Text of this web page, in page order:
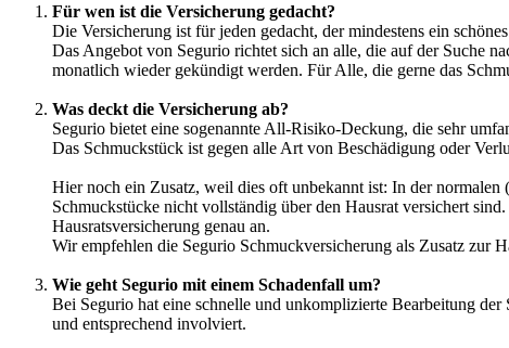
Für wen ist die Versicherung gedacht?
Die Versicherung ist für jeden gedacht, der mindestens ein
Das Angebot von Segurio richtet sich an alle, die auf der Suche
monatlich wieder gekündigt werden. Für Alle, die gerne das
Was deckt die Versicherung ab?
Segurio bietet eine sogenannte All-Risiko-Deckung, die sehr
Das Schmuckstück ist gegen alle Art von Beschädigung oder
Hier noch ein Zusatz, weil dies oft unbekannt ist: In der normalen
Schmuckstücke nicht vollständig über den Hausrat versichert
Hausratsversicherung genau an.
Wir empfehlen die Segurio Schmuckversicherung als Zusatz zur
Wie geht Segurio mit einem Schadenfall um?
Bei Segurio hat eine schnelle und unkomplizierte Bearbeitung
und entsprechend involviert.